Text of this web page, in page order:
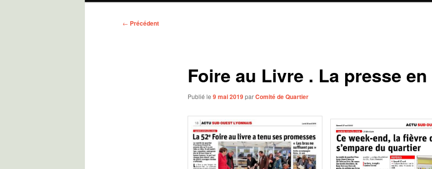
Navigation
← Précédent
Foire au Livre . La presse
Publié le 9 mai 2019parComité de Quartier